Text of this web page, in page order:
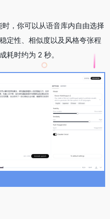
，你可以从语音库内自由选择
定性、相似度以及风格夸张程
耗时约为 2 秒。